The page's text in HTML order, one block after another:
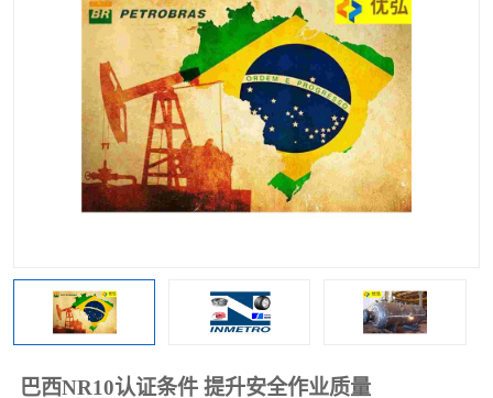
巴西NR10认证条件 提升安全作业质量